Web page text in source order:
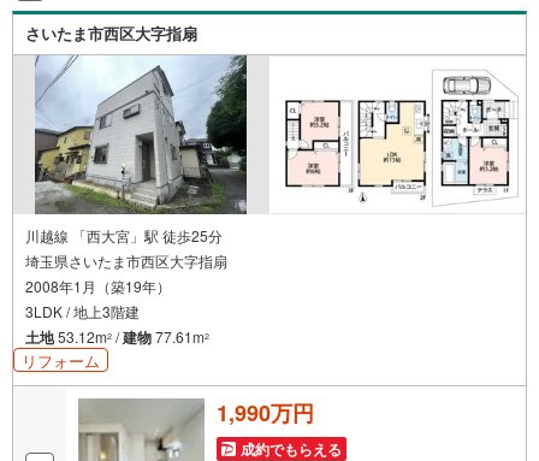
さいたま市西区大字指扇
川越線 「西大宮」駅 徒歩25分
埼玉県さいたま市西区大字指扇
2008年1月（築19年）
3LDK / 地上3階建
土地53.12m2 /建物77.61m2
リフォーム
1,990万円
成約でもらえる